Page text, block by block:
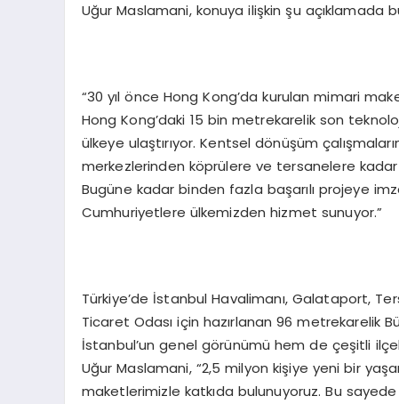
Uğur Maslamani, konuya ilişkin şu açıklamada
“30 yıl önce Hong Kong’da kurulan mimari
Hong Kong’daki 15 bin metrekarelik son
ülkeye ulaştırıyor. Kentsel dönüşüm
merkezlerinden köprülere ve tersanelere
Bugüne kadar binden fazla başarılı projeye
Cumhuriyetlere ülkemizden hizmet sunuyor.”
Türkiye’de İstanbul Havalimanı, Galataport,
Ticaret Odası için hazırlanan 96 metrekarelik
İstanbul’un genel görünümü hem de çeşitli
Uğur Maslamani, “2,5 milyon kişiye yeni bir
maketlerimizle katkıda bulunuyoruz. Bu sayede